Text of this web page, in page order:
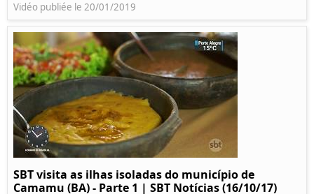
Vidéo publiée le 20/01/2019
SBT visita as ilhas isoladas do município de
Camamu (BA) - Parte 1 | SBT Notícias (16/10/17)